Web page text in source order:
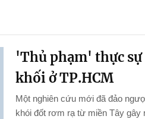
'Thủ phạm' thực
khối ở TP.HCM
Một nghiên cứu mới đã đảo
khói đốt rơm rạ từ miền Tây gây